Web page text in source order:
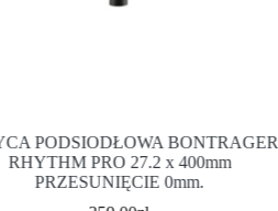
PODSIODŁOWA BONTRAGER
RHYTHM PRO 27.2 x 400mm
PRZESUNIĘCIE 0mm.